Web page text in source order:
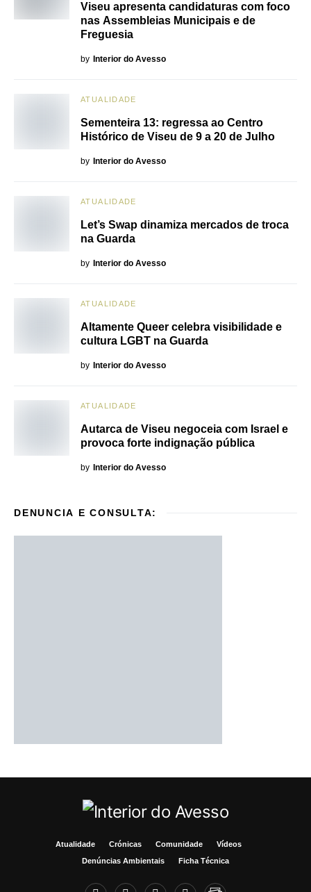
Viseu apresenta candidaturas com foco
nas Assembleias Municipais e de
Freguesia
by Interior do Avesso
ATUALIDADE
Sementeira 13: regressa ao Centro
Histórico de Viseu de 9 a 20 de Julho
by Interior do Avesso
ATUALIDADE
Let’s Swap dinamiza mercados de troca
na Guarda
by Interior do Avesso
ATUALIDADE
Altamente Queer celebra visibilidade e
cultura LGBT na Guarda
by Interior do Avesso
ATUALIDADE
Autarca de Viseu negoceia com Israel e
provoca forte indignação pública
by Interior do Avesso
DENUNCIA E CONSULTA:
Atualidade Crónicas Comunidade
Vídeos
Denúncias Ambientais
Ficha Técnica